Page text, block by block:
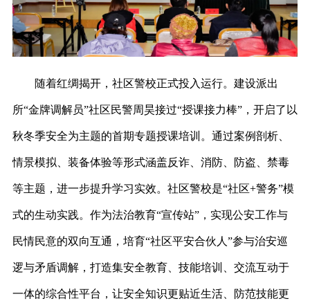
随着红绸揭开，社区警校正式投入运行。建设派出
所“金牌调解员”社区民警周昊接过“授课接力棒”，开启了以
秋冬季安全为主题的首期专题授课培训。通过案例剖析、
情景模拟、装备体验等形式涵盖反诈、消防、防盗、禁毒
等主题，进一步提升学习实效。社区警校是“社区+警务”模
式的生动实践。作为法治教育“宣传站”，实现公安工作与
民情民意的双向互通，培育“社区平安合伙人”参与治安巡
逻与矛盾调解，打造集安全教育、技能培训、交流互动于
一体的综合性平台，让安全知识更贴近生活、防范技能更